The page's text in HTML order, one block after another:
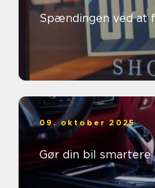
Spændingen ved at
09. oktober 2025
Gør din bil